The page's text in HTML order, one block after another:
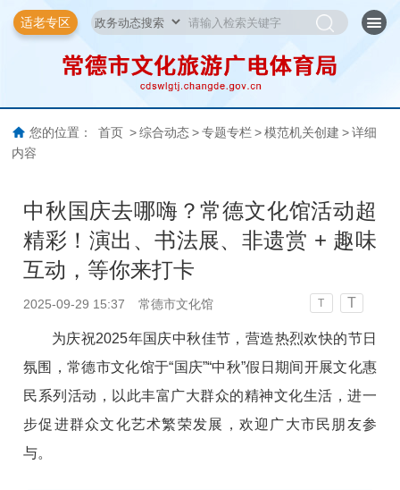
适老专区
您的位置： 首页 > 综合动态 > 专题专栏 > 模范机关创建 > 详细
内容
中秋国庆去哪嗨？常德文化馆活动超
精彩！演出、书法展、非遗赏 + 趣味
互动，等你来打卡
2025-09-29 15:37 常德市文化馆 T T
为庆祝2025年国庆中秋佳节，营造热烈欢快的节日
氛围，常德市文化馆于“国庆”“中秋”假日期间开展文化惠
民系列活动，以此丰富广大群众的精神文化生活，进一
步促进群众文化艺术繁荣发展，欢迎广大市民朋友参
与。